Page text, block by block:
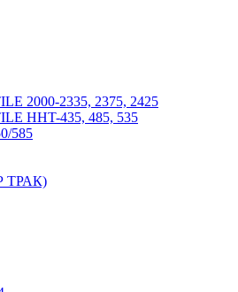
2000-2335, 2375, 2425
HHT-435, 485, 535
585
ТРАК)